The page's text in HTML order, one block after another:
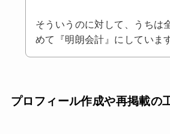
そういうのに対して、うちは
めて『明朗会計』にしていま
プロフィール作成や再掲載の